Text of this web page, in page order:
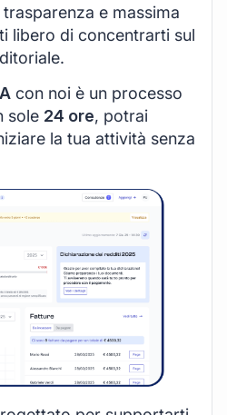
e massima
libero di concentrarti sul
con noi è un processo
sole 24 ore, potrai
la tua attività senza